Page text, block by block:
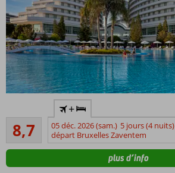
aquatique
avec 4
toboggans
Hôtel de
très prisé
sur la
promenade
8,7
Recommandé
744
commentaires
+
05 déc. 2026 (sam.) 5 jours (4 nuits)
départ Bruxelles Zaventem
plus d’info